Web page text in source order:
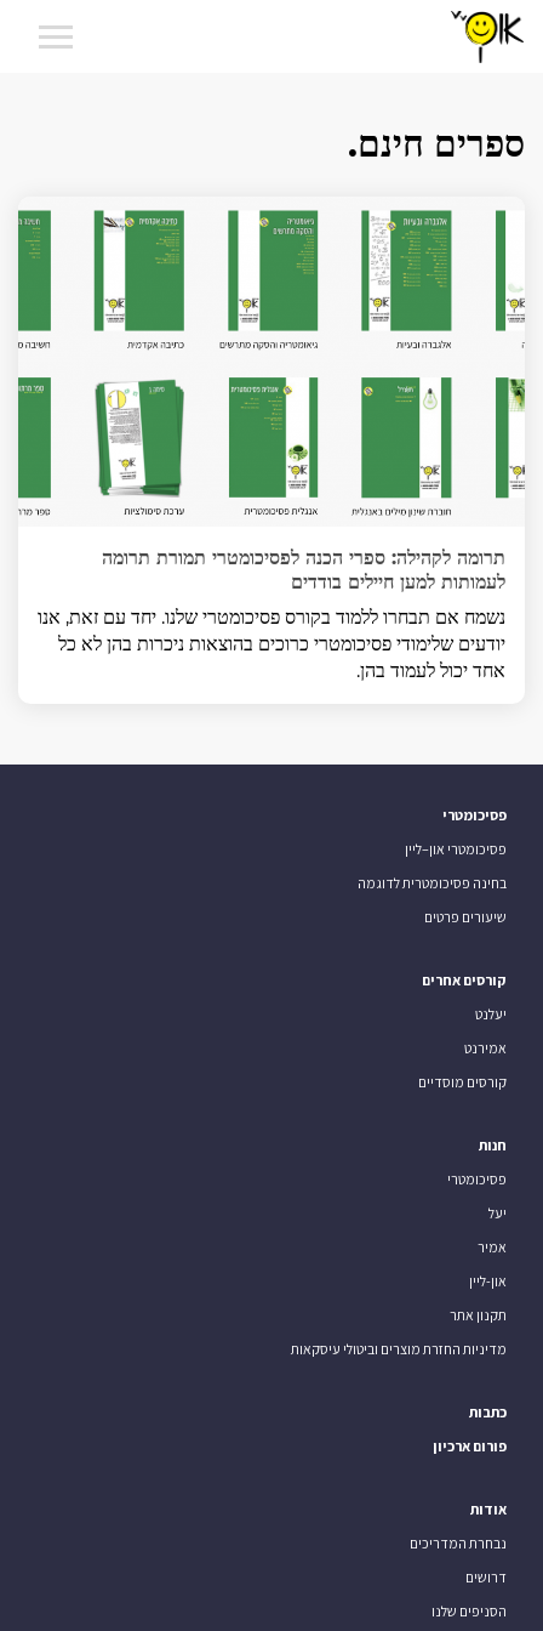
ספרים חינם.
תרומה לקהילה: ספרי הכנה לפסיכומטרי תמורת תרומה
לעמותות למען חיילים בודדים
נשמח אם תבחרו ללמוד בקורס פסיכומטרי שלנו. יחד עם זאת, אנו
יודעים שלימודי פסיכומטרי כרוכים בהוצאות ניכרות בהן לא כל
אחד יכול לעמוד בהן.
פסיכומטרי
פסיכומטרי און–ליין
בחינה פסיכומטרית לדוגמה
שיעורים פרטים
קורסים אחרים
יעלנט
אמירנט
קורסים מוסדיים
חנות
פסיכומטרי
יעל
אמיר
און-ליין
תקנון אתר
מדיניות החזרת מוצרים וביטולי עיסקאות
כתבות
פורום ארכיון
אודות
נבחרת המדריכים
דרושים
הסניפים שלנו